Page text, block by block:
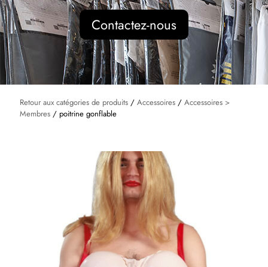
Contactez-nous
Retour aux catégories de produits / Accessoires / Accessoires >
Membres / poitrine gonflable